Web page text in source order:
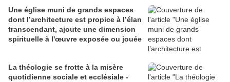
Une église muni de grands espaces
dont l’architecture est propice à l’élan
transcendant, ajoute une dimension
spirituelle à l'œuvre exposée ou jouée
La théologie se frotte à la misère
quotidienne sociale et ecclésiale -